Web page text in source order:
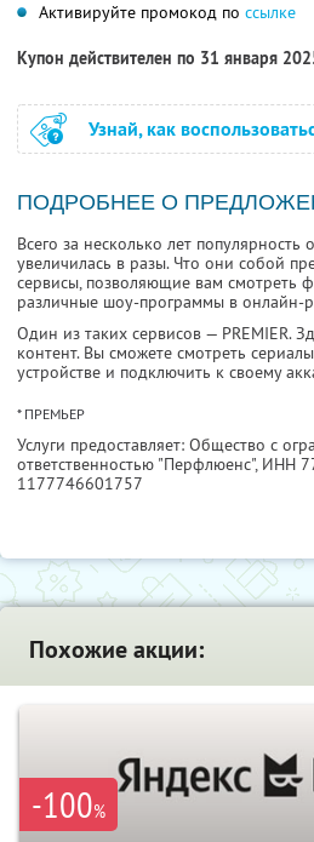
Активируйте промокод по ссылке
Купон действителен по 31 января
Узнай, как
ПОДРОБНЕЕ О
Всего за несколько лет популярность
увеличилась в разы. Что они собой
сервисы, позволяющие вам смотреть
различные шоу-программы в онлайн-
Один из таких сервисов — PREMIER.
контент. Вы сможете смотреть
устройстве и подключить к своему
* ПРЕМЬЕР
Услуги предоставляет: Общество с
ответственностью "Перфлюенс", ИНН
1177746601757
Похожие акции:
-100%